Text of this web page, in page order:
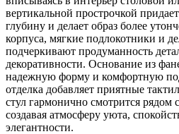
вертикальной прострочкой
глубину и делает образ более
корпуса, мягкие подлокотники и
подчеркивают продуманность
декоративности. Основание из
надежную форму и комфортную
отделка добавляет приятные
стул гармонично смотрится рядом
создавая атмосферу уюта,
элегантности.